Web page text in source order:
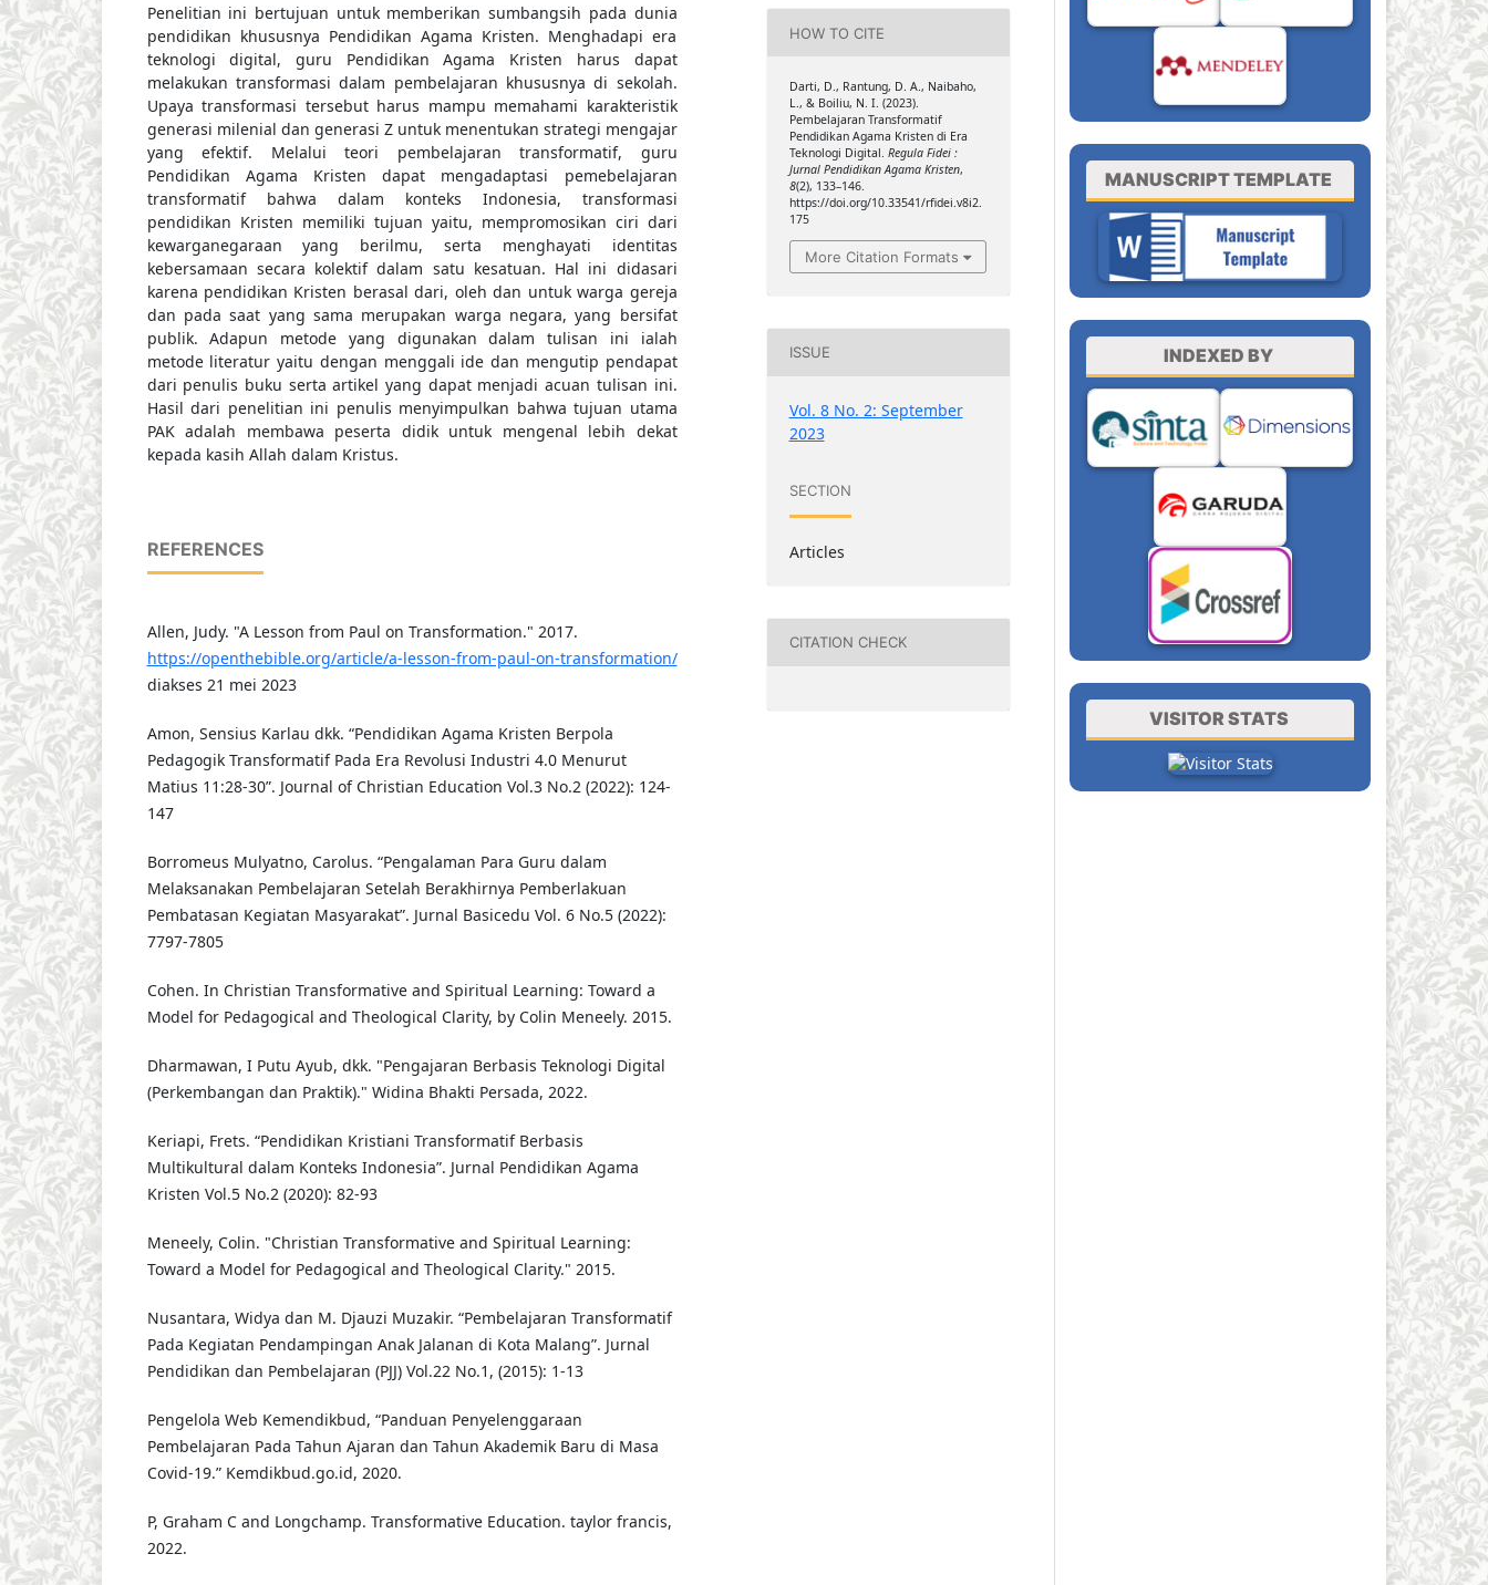
Penelitian ini bertujuan untuk memberikan sumbangsih pada dunia
pendidikan khususnya Pendidikan Agama Kristen. Menghadapi era
teknologi digital, guru Pendidikan Agama Kristen harus dapat
melakukan transformasi dalam pembelajaran khususnya di sekolah.
Upaya transformasi tersebut harus mampu memahami karakteristik
generasi milenial dan generasi Z untuk menentukan strategi mengajar
yang efektif. Melalui teori pembelajaran transformatif, guru
Pendidikan Agama Kristen dapat mengadaptasi pemebelajaran
transformatif bahwa dalam konteks Indonesia, transformasi
pendidikan Kristen memiliki tujuan yaitu, mempromosikan ciri dari
kewarganegaraan yang berilmu, serta menghayati identitas
kebersamaan secara kolektif dalam satu kesatuan. Hal ini didasari
karena pendidikan Kristen berasal dari, oleh dan untuk warga gereja
dan pada saat yang sama merupakan warga negara, yang bersifat
publik. Adapun metode yang digunakan dalam tulisan ini ialah
metode literatur yaitu dengan menggali ide dan mengutip pendapat
dari penulis buku serta artikel yang dapat menjadi acuan tulisan ini.
Hasil dari penelitian ini penulis menyimpulkan bahwa tujuan utama
PAK adalah membawa peserta didik untuk mengenal lebih dekat
kepada kasih Allah dalam Kristus.
REFERENCES
Allen, Judy. "A Lesson from Paul on Transformation." 2017.
https://openthebible.org/article/a-lesson-from-paul-on-transformation/
diakses 21 mei 2023
Amon, Sensius Karlau dkk. “Pendidikan Agama Kristen Berpola
Pedagogik Transformatif Pada Era Revolusi Industri 4.0 Menurut
Matius 11:28-30”. Journal of Christian Education Vol.3 No.2 (2022): 124-
147
Borromeus Mulyatno, Carolus. “Pengalaman Para Guru dalam
Melaksanakan Pembelajaran Setelah Berakhirnya Pemberlakuan
Pembatasan Kegiatan Masyarakat”. Jurnal Basicedu Vol. 6 No.5 (2022):
7797-7805
Cohen. In Christian Transformative and Spiritual Learning: Toward a
Model for Pedagogical and Theological Clarity, by Colin Meneely. 2015.
Dharmawan, I Putu Ayub, dkk. "Pengajaran Berbasis Teknologi Digital
(Perkembangan dan Praktik)." Widina Bhakti Persada, 2022.
Keriapi, Frets. “Pendidikan Kristiani Transformatif Berbasis
Multikultural dalam Konteks Indonesia”. Jurnal Pendidikan Agama
Kristen Vol.5 No.2 (2020): 82-93
Meneely, Colin. "Christian Transformative and Spiritual Learning:
Toward a Model for Pedagogical and Theological Clarity." 2015.
Nusantara, Widya dan M. Djauzi Muzakir. “Pembelajaran Transformatif
Pada Kegiatan Pendampingan Anak Jalanan di Kota Malang”. Jurnal
Pendidikan dan Pembelajaran (PJJ) Vol.22 No.1, (2015): 1-13
Pengelola Web Kemendikbud, “Panduan Penyelenggaraan
Pembelajaran Pada Tahun Ajaran dan Tahun Akademik Baru di Masa
Covid-19.” Kemdikbud.go.id, 2020.
P, Graham C and Longchamp. Transformative Education. taylor francis,
2022.
HOW TO CITE
Darti, D., Rantung, D. A., Naibaho,
L., & Boiliu, N. I. (2023).
Pembelajaran Transformatif
Pendidikan Agama Kristen di Era
Teknologi Digital. Regula Fidei :
Jurnal Pendidikan Agama Kristen,
8(2), 133–146.
https://doi.org/10.33541/rfidei.v8i2.
175
More Citation Formats
ISSUE
Vol. 8 No. 2: September
2023
SECTION
Articles
CITATION CHECK
MANUSCRIPT TEMPLATE
INDEXED BY
VISITOR STATS